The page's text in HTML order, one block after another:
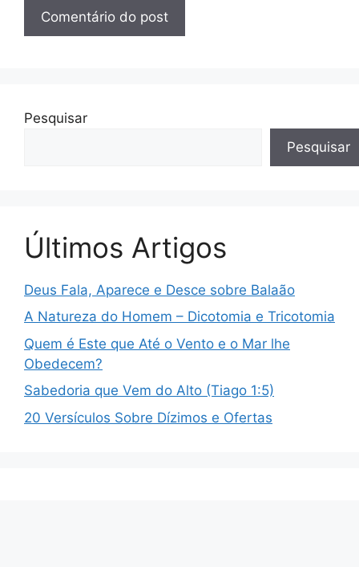
Pesquisar
Pesquisar
Últimos Artigos
Deus Fala, Aparece e Desce sobre Balaão
A Natureza do Homem – Dicotomia e Tricotomia
Quem é Este que Até o Vento e o Mar lhe
Obedecem?
Sabedoria que Vem do Alto (Tiago 1:5)
20 Versículos Sobre Dízimos e Ofertas